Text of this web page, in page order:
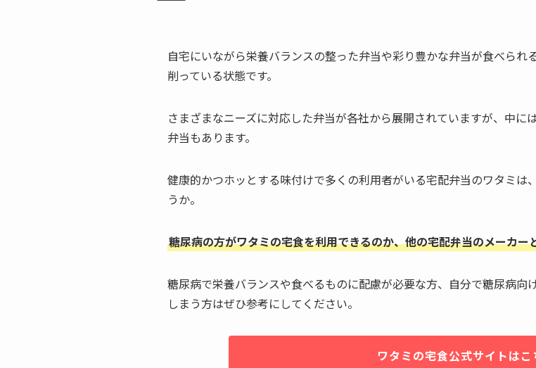
自宅にいながら栄養バランスの整った弁当や彩り豊かな弁当が食べられ
削っている状態です。
さまざまなニーズに対応した弁当が各社から展開されていますが、中
弁当もあります。
健康的かつホッとする味付けで多くの利用者がいる宅配弁当のワタミは
うか。
糖尿病の方がワタミの宅食を利用できるのか、他の宅配弁当のメーカー
糖尿病で栄養バランスや食べるものに配慮が必要な方、自分で糖尿病向
しまう方はぜひ参考にしてください。
ワタミの宅食公式サイトはこ